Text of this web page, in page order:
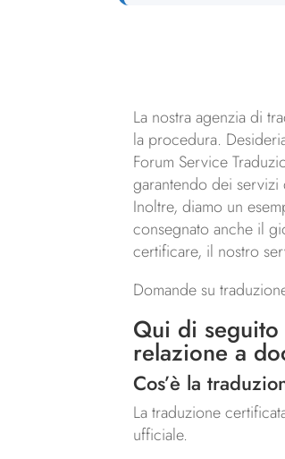
La nostra agenzia di
la procedura.
Forum Service
garantendo dei
Inoltre, diamo un
consegnato anche il
certificare, il nostro
Domande su
Qui di
relazione a
Cos’è la
La traduzione
ufficiale.